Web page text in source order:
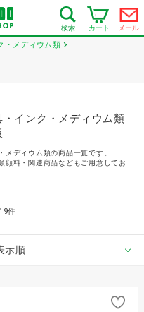
検索 カート メール
・メディウム類
インク・メディウム類
メディウム類の商品一覧です。
顔料・関連商品などもご用意してお
19件
示順